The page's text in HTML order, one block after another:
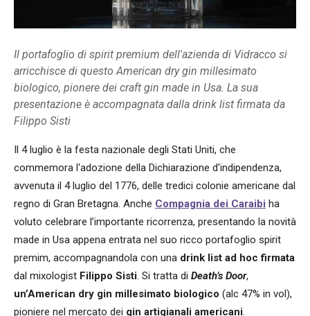
Il portafoglio di spirit premium dell'azienda di Vidracco si
arricchisce di questo American dry gin millesimato
biologico, pionere dei craft gin made in Usa. La sua
presentazione è accompagnata dalla drink list firmata da
Filippo Sisti
Il 4 luglio è la festa nazionale degli Stati Uniti, che
commemora l'adozione della Dichiarazione d'indipendenza,
avvenuta il 4 luglio del 1776, delle tredici colonie americane dal
regno di Gran Bretagna. Anche Compagnia dei Caraibi ha
voluto celebrare l’importante ricorrenza, presentando la novità
made in Usa appena entrata nel suo ricco portafoglio spirit
premim, accompagnandola con una drink list ad hoc firmata
dal mixologist Filippo Sisti . Si tratta di Death’s Door,
un’American dry gin millesimato biologico (alc 47% in vol),
pioniere nel mercato dei gin artigianali americani